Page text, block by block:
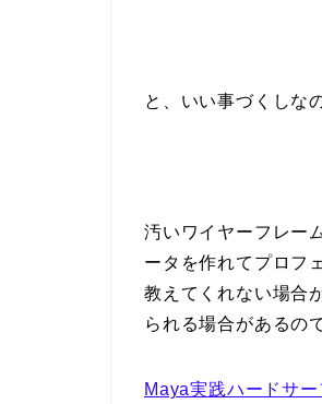
と、いい事づくしな
汚いワイヤーフレー
ータを作れてプロフ
教えてくれない場合
られる場合があるの
Maya実践ハードサ